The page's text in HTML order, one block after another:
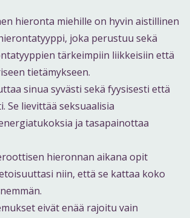
hieronta miehille on hyvin aistillinen
joka perustuu sekä
tärkeimpiin liikkeisiin että
tietämykseen.
sinua syvästi sekä fyysisesti että
Se lievittää seksuaalisia
ja tasapainottaa
hieronnan aikana opit
niin, että se kattaa koko
eivät enää rajoitu vain